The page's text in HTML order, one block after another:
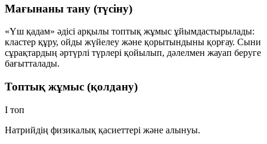
Мағынаны тану (түсіну)
«Үш қадам» әдісі арқылы топтық жұмыс ұйымдастырылады:
кластер құру, ойды жүйелеу және қорытындыны қорғау. Сыни
сұрақтардың әртүрлі түрлері қойылып, дәлелмен жауап беруге
бағытталады.
Топтық жұмыс (қолдану)
I топ
Натрийдің физикалық қасиеттері және алынуы.